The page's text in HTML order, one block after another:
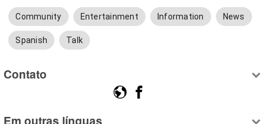
Community Entertainment Information News
Spanish Talk
Contato